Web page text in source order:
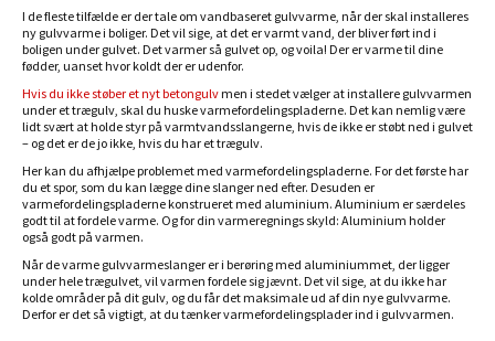
I de fleste tilfælde er der tale om vandbaseret gulvvarme, når der skal installeres
ny gulvvarme i boliger. Det vil sige, at det er varmt vand, der bliver ført ind i
boligen under gulvet. Det varmer så gulvet op, og voila! Der er varme til dine
fødder, uanset hvor koldt der er udenfor.
Hvis du ikke støber et nyt betongulv men i stedet vælger at installere gulvvarmen
under et trægulv, skal du huske varmefordelingspladerne. Det kan nemlig være
lidt svært at holde styr på varmtvandsslangerne, hvis de ikke er støbt ned i gulvet
– og det er de jo ikke, hvis du har et trægulv.
Her kan du afhjælpe problemet med varmefordelingspladerne. For det første har
du et spor, som du kan lægge dine slanger ned efter. Desuden er
varmefordelingspladerne konstrueret med aluminium. Aluminium er særdeles
godt til at fordele varme. Og for din varmeregnings skyld: Aluminium holder
også godt på varmen.
Når de varme gulvvarmeslanger er i berøring med aluminiummet, der ligger
under hele trægulvet, vil varmen fordele sig jævnt. Det vil sige, at du ikke har
kolde områder på dit gulv, og du får det maksimale ud af din nye gulvvarme.
Derfor er det så vigtigt, at du tænker varmefordelingsplader ind i gulvvarmen.